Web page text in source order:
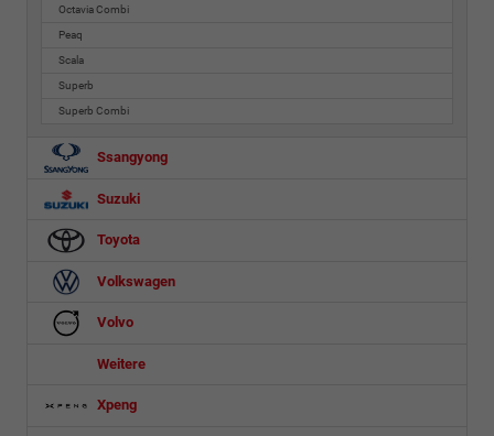
Octavia Combi
Peaq
Scala
Superb
Superb Combi
Ssangyong
Suzuki
Toyota
Volkswagen
Volvo
Weitere
Xpeng